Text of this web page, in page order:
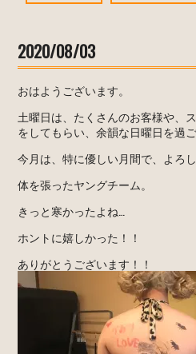
2020/08/03
おはようございます。
土曜日は、たくさんのお客様や、
をしてもらい、余韻な日曜日を過
今月は、特に優しい月間で、よろ
体を張ったヤングチーム。
きっと寒かったよね…
ホントに嬉しかった！！
ありがとうございます！！